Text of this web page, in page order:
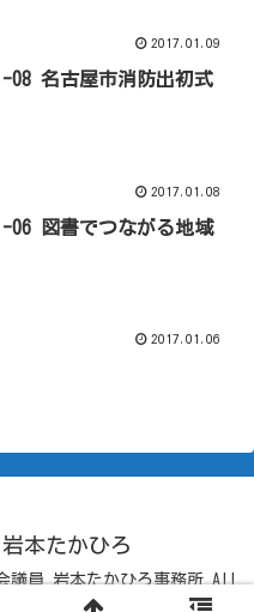
2017.01.09
08 名古屋市消防出初式
2017.01.08
06 図書でつながる地域
2017.01.06
本たかひろ
議員 岩本たかひろ事務所 All